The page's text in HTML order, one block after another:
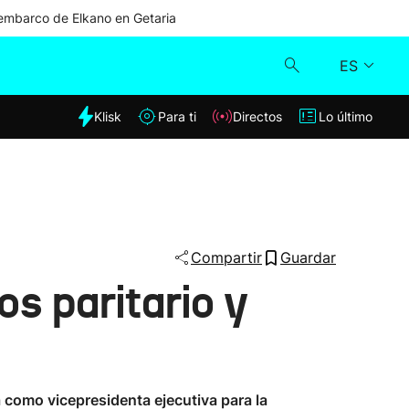
de Elkano en Getaria
ES
Klisk
Klisk Para ti Directos Lo último
Compartir Guardar
paritario y
vicepresidenta ejecutiva para la